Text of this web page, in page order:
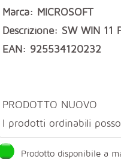
Marca: MICROSOFT
Descrizione: SW WIN 11
EAN: 925534120232
PRODOTTO NUOVO
I prodotti ordinabili
Prodotto disponibile a